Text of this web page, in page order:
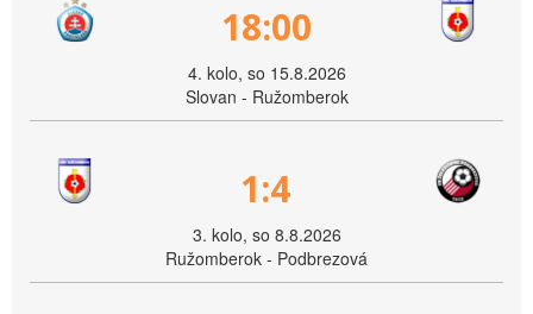
18:00
4. kolo, so 15.8.2026
Slovan - Ružomberok
1:4
3. kolo, so 8.8.2026
Ružomberok - Podbrezová